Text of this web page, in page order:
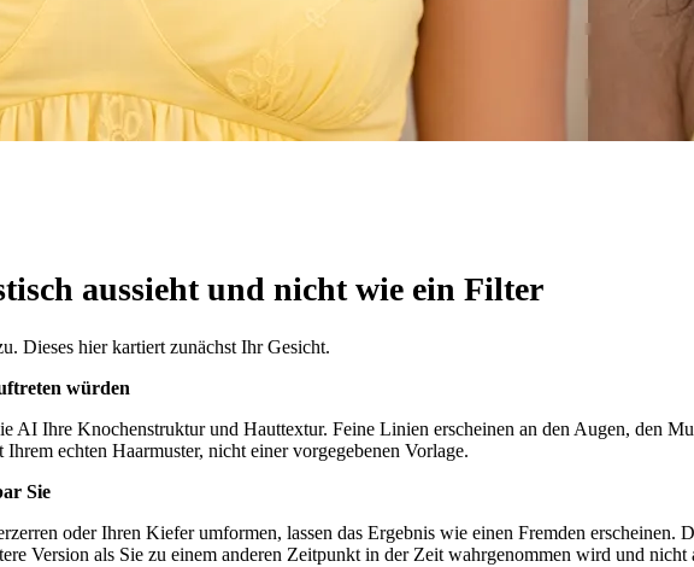
aussieht und nicht wie ein Filter
Dieses hier kartiert zunächst Ihr Gesicht.
würden
AI Ihre Knochenstruktur und Hauttextur. Feine Linien erscheinen an den Augen, den
echten Haarmuster, nicht einer vorgegebenen Vorlage.
Sie
oder Ihren Kiefer umformen, lassen das Ergebnis wie einen Fremden erscheinen.
Version als Sie zu einem anderen Zeitpunkt in der Zeit wahrgenommen wird und nicht